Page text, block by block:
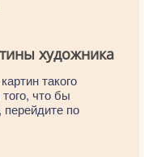
художника
такого
что бы
перейдите по